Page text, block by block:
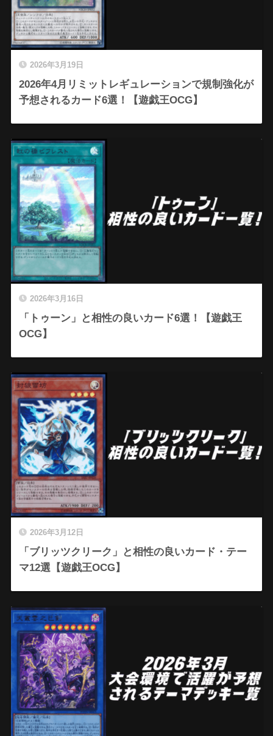
2026年3月19日
2026年4月リミットレギュレーションで規制強化が
予想されるカード6選！【遊戯王OCG】
2026年3月16日
「トゥーン」と相性の良いカード6選！【遊戯王
OCG】
2026年3月12日
「ブリッツクリーク」と相性の良いカード・テー
マ12選【遊戯王OCG】